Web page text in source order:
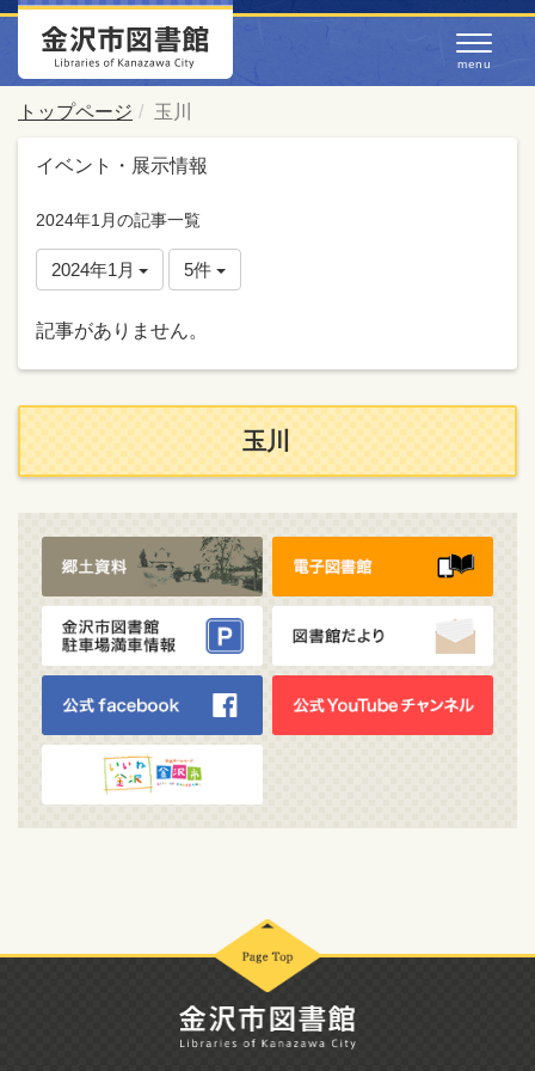
トップページ 玉川
イベント・展示情報
2024年1月の記事一覧
2024年1月 5件
記事がありません。
玉川